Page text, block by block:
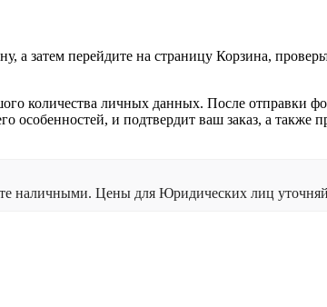
а затем перейдите на страницу Корзина,
количества личных данных. После отправки
особенностей, и подтвердит ваш заказ, а
наличными. Цены для Юридических лиц